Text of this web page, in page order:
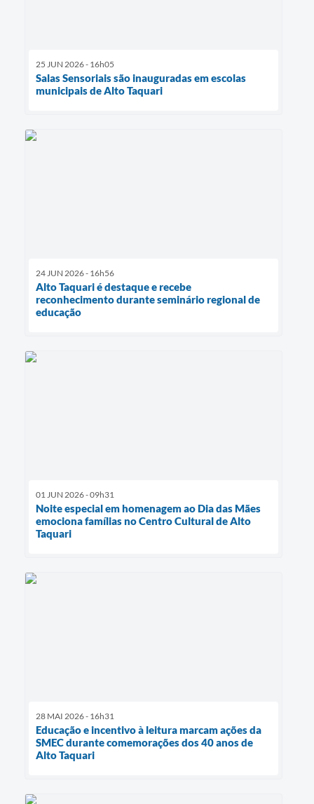
25 JUN 2026 - 16h05
Salas Sensoriais são inauguradas em escolas
municipais de Alto Taquari
24 JUN 2026 - 16h56
Alto Taquari é destaque e recebe
reconhecimento durante seminário regional de
educação
01 JUN 2026 - 09h31
Noite especial em homenagem ao Dia das Mães
emociona famílias no Centro Cultural de Alto
Taquari
28 MAI 2026 - 16h31
Educação e incentivo à leitura marcam ações da
SMEC durante comemorações dos 40 anos de
Alto Taquari